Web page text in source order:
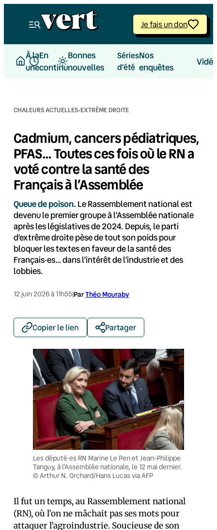
Je fais un don
À la
une
En
continu
Bonnes
nouvelles
Séries
d’été
Nos
enquêtes
CHALEURS ACTUELLES·EXTRÊME DROITE
Cadmium, cancers pédiatriques,
PFAS… Toutes ces fois où le RN a
voté contre la santé des
Français à l’Assemblée
Queue de poison. Le Rassemblement national est
devenu le premier groupe à l’Assemblée nationale
après les législatives de 2024. Depuis, le parti
d’extrême droite pèse de tout son poids pour
bloquer les textes en faveur de la santé des
Français·es… dans l’intérêt de l’industrie et des
lobbies.
12 juin 2026 à 11h55|ParThéo Mouraby
Copier le lien Partager
Les député·es RN Marine Le Pen et Jean-Philippe
Tanguy, à l’Assemblée nationale, le 12 mai dernier.
© Arthur N. Orchard/Hans Lucas via AFP
Il fut un temps, au Rassemblement national
(RN), où l’on ne mâchait pas ses mots pour
attaquer l’agroindustrie. Soucieuse de son